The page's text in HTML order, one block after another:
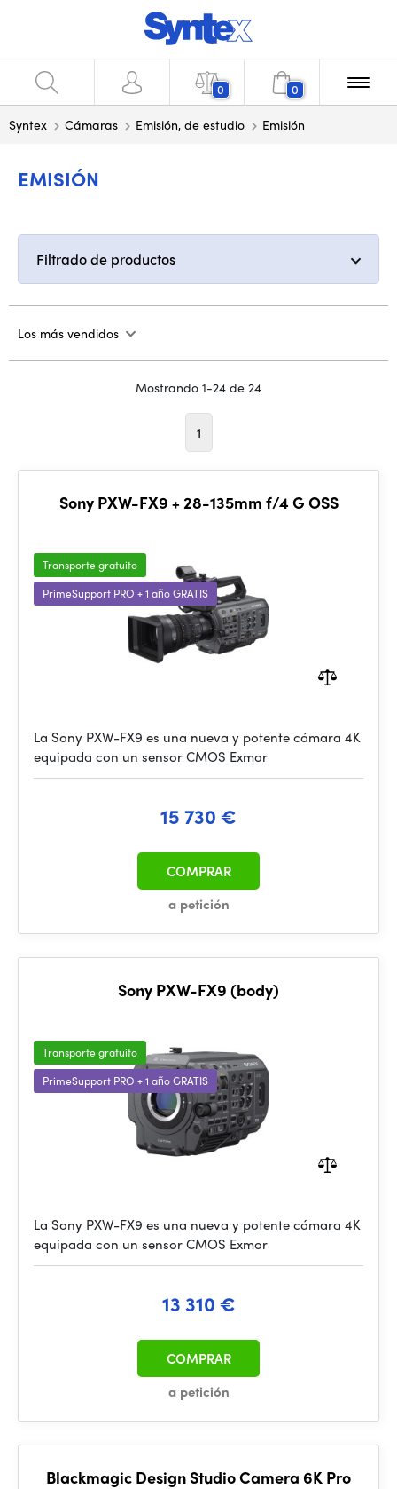
0 0
Syntex Cámaras Emisión, de estudio Emisión
EMISIÓN
Filtrado de productos
Los más vendidos
Mostrando 1-24 de 24
1
Sony PXW-FX9 + 28-135mm f/4 G OSS
Transporte gratuito
PrimeSupport PRO + 1 año GRATIS
La Sony PXW-FX9 es una nueva y potente cámara 4K
equipada con un sensor CMOS Exmor
15 730 €
a petición
COMPRAR
Sony PXW-FX9 (body)
Transporte gratuito
PrimeSupport PRO + 1 año GRATIS
La Sony PXW-FX9 es una nueva y potente cámara 4K
equipada con un sensor CMOS Exmor
13 310 €
a petición
COMPRAR
Blackmagic Design Studio Camera 6K Pro